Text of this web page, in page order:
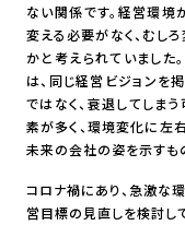
ない関係です。経営環境
変える必要がなく、むし
かと考えられていました
は、同じ経営ビジョンを
ではなく、衰退してしま
素が多く、環境変化に左
未来の会社の姿を示すも
コロナ禍にあり、急激な
営目標の見直しを検討して